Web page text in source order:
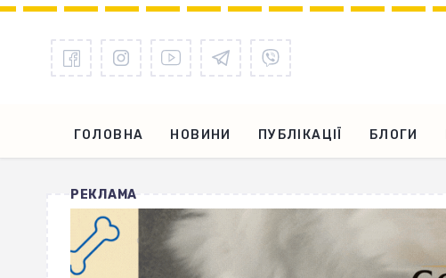
ГОЛОВНА НОВИНИ ПУБЛІКАЦІЇ БЛОГИ
РЕКЛАМА